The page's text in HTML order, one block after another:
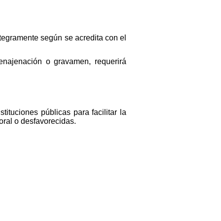
según se acredita con el
o gravamen, requerirá
públicas para facilitar la
o desfavorecidas.